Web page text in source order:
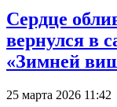
Сердце
вернулся в
«Зимней
25 марта 2026 11:42